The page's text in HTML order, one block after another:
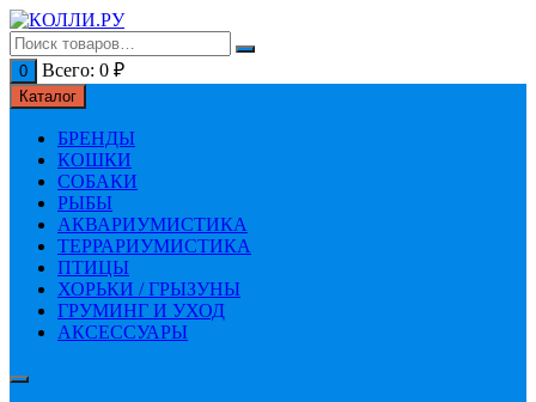
Перейти
к
содержимому
0 Всего: 0 ₽
Каталог
БРЕНДЫ
КОШКИ
СОБАКИ
РЫБЫ
АКВАРИУМИСТИКА
ТЕРРАРИУМИСТИКА
ПТИЦЫ
ХОРЬКИ / ГРЫЗУНЫ
ГРУМИНГ И УХОД
АКСЕССУАРЫ